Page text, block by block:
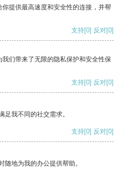
提供最高速度和安全性的连接，并帮
支持[0] 反对[0]
们带来了无限的隐私保护和安全性保
支持[0] 反对[0]
足我不同的社交需求。
支持[0] 反对[0]
随地为我的办公提供帮助。